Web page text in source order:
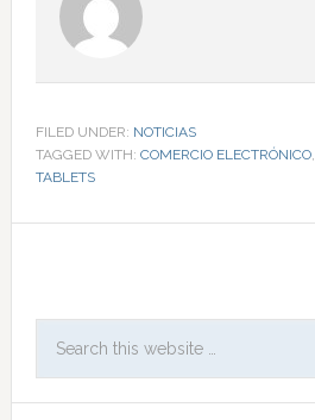
FILED UNDER: NOTICIAS
TAGGED WITH: COMERCIO ELECTRÓNICO,
TABLETS